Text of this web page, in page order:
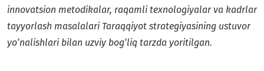
innovatsion metodikalar, raqamli texnologiyalar va kadrlar
tayyorlash masalalari Taraqqiyot strategiyasining ustuvor
yo‘nalishlari bilan uzviy bog‘liq tarzda yoritilgan.